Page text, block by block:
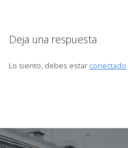
Deja una respuesta
Lo siento, debes estar conectado